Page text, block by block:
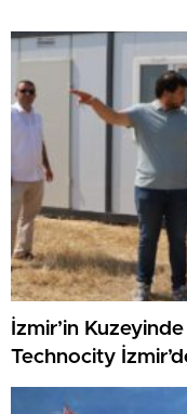
İzmir’in
Technocity